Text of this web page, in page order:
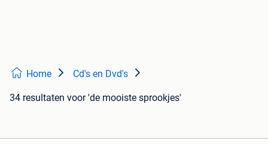
Home Cd's en Dvd's
34 resultaten voor 'de mooiste sprookjes'